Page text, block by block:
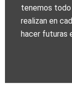
tenemos
realizan en
hacer futuras